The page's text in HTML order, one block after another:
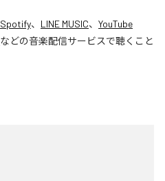
Spotify、 LINE MUSIC、 YouTube
などの音楽配信サービスで聴くこと